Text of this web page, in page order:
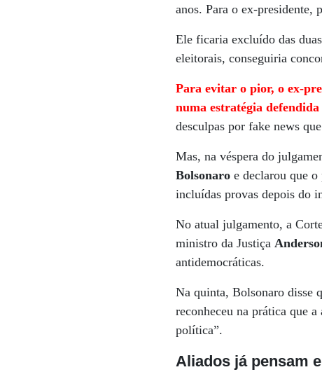
anos. Para o ex-presidente,
Ele ficaria excluído das
eleitorais, conseguiria
Para evitar o pior, o ex-
numa estratégia
desculpas por fake news
Mas, na véspera do
Bolsonaro e declarou que
incluídas provas depois do
No atual julgamento, a
ministro da Justiça
antidemocráticas.
Na quinta, Bolsonaro disse
reconheceu na prática que
política”.
Aliados já pensam